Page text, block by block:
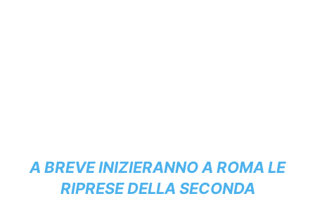
A BREVE INIZIERANNO A ROMA LE
RIPRESE DELLA SECONDA